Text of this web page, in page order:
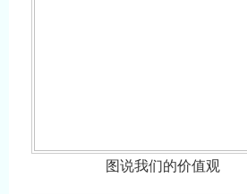
图说我们的价值观